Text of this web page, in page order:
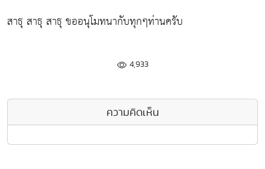
สาธุ สาธุ สาธุ ขออนุโมทนากับทุกๆท่านครับ
4,933
ความคิดเห็น